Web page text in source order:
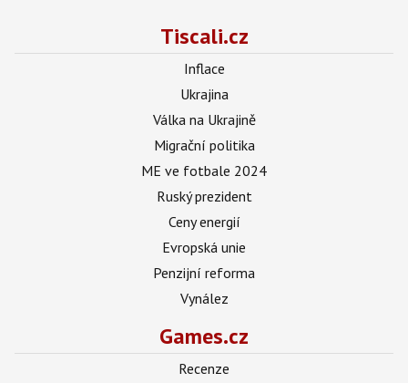
Tiscali.cz
Inflace
Ukrajina
Válka na Ukrajině
Migrační politika
ME ve fotbale 2024
Ruský prezident
Ceny energií
Evropská unie
Penzijní reforma
Vynález
Games.cz
Recenze